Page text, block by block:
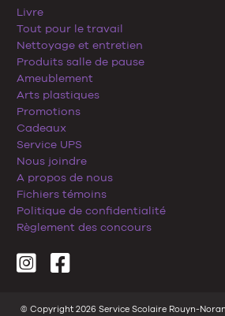
Livre
Tout pour le travail
Nettoyage et entretien
Produits salle de pause
Ameublement
Arts plastiques
Promotions
Cadeaux
Service UPS
Nous joindre
A propos de nous
Fichiers témoins
Politique de confidentialité
Règlement des concours
© Copyright 2026 Service Scolaire Rouyn-